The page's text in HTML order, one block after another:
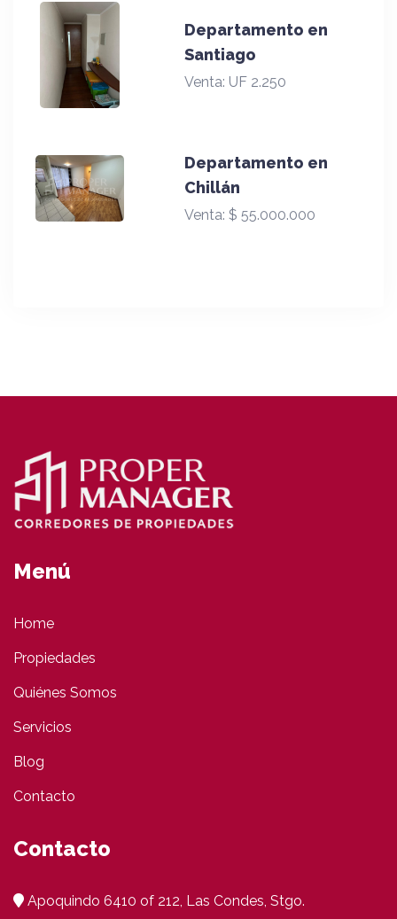
Departamento en
Santiago
Venta: UF 2.250
Departamento en
Chillán
Venta:$ 55.000.000
Menú
Home
Propiedades
Quiénes Somos
Servicios
Blog
Contacto
Contacto
Apoquindo 6410 of 212, Las Condes, Stgo.